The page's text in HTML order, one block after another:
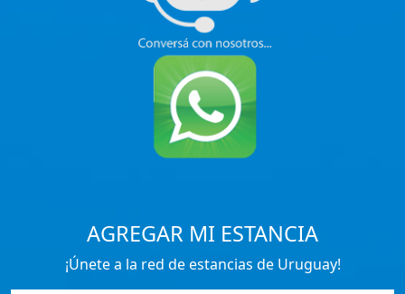
AGREGAR MI ESTANCIA
¡Únete a la red de estancias de Uruguay!